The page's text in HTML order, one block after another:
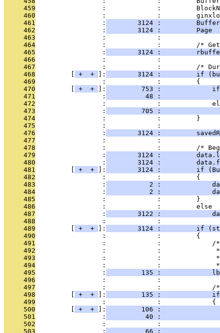
     459
:             :
     460
:             :
     461
                 :
3124 :
     462
                 :
3124 :         Page
     463
                 :             :
     464
:             :         /*
     465
                 :
3124 :
     466
                 :             :
     467
:             :         /*
     468
+ + ]:
3124 :         if
     469
                 :             :         {
     470
+ + ]:
753 :
     471
                 :
48 :
     472
:             :
     473
                 :
705 :
     474
                 :             :         }
     475
                 :             :
     476
                 :
3124 :
     477
                 :             :
     478
:             :         /*
     479
                 :
3124 :
     480
                 :
3124 :
     481
+ + ]:
3124 :         if
     482
                 :             :         {
     483
                 :
2 :
     484
                 :
2 :
     485
                 :             :         }
     486
                 :             :         else
     487
                 :
3122 :
     488
                 :             :
     489
+ + ]:
3124 :         if
     490
                 :             :         {
     491
                 :             :             /*
     492
:             :
     493
:             :
     494
:             :
     495
                 :
135 :
     496
                 :             :
     497
:             :
     498
+ + ]:
135 :
     499
                 :             :             {
     500
+ + ]:
106 :
     501
                 :
40 :
     502
:             :
     503
                 :
66 :